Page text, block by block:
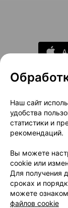
О
Наш сайт
удобства
статистики и
рекомендаций.
Вы можете
cookie или
Для получения
сроках и
можете
файлов cookie